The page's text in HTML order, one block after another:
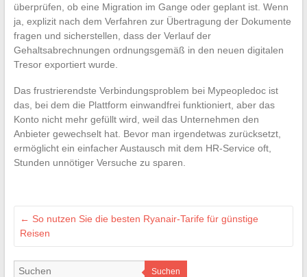
überprüfen, ob eine Migration im Gange oder geplant ist. Wenn
ja, explizit nach dem Verfahren zur Übertragung der Dokumente
fragen und sicherstellen, dass der Verlauf der
Gehaltsabrechnungen ordnungsgemäß in den neuen digitalen
Tresor exportiert wurde.
Das frustrierendste Verbindungsproblem bei Mypeopledoc ist
das, bei dem die Plattform einwandfrei funktioniert, aber das
Konto nicht mehr gefüllt wird, weil das Unternehmen den
Anbieter gewechselt hat. Bevor man irgendetwas zurücksetzt,
ermöglicht ein einfacher Austausch mit dem HR-Service oft,
Stunden unnötiger Versuche zu sparen.
← So nutzen Sie die besten Ryanair-Tarife für günstige
Reisen
Suchen